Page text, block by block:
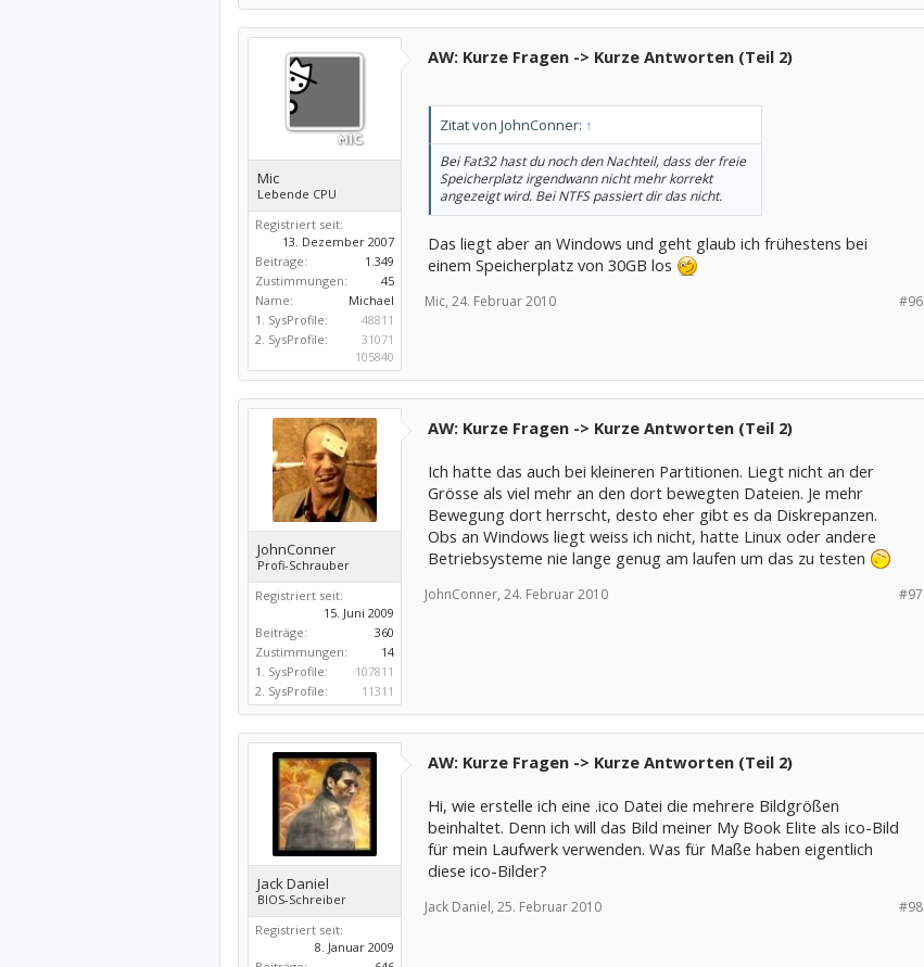
Mic
Lebende CPU
Registriert seit:
13. Dezember 2007
Beiträge:
1.349
Zustimmungen:
45
Name:
Michael
1. SysProfile:
48811
2. SysProfile:
31071
105840
AW: Kurze Fragen -> Kurze Antworten (Teil 2)
Zitat von JohnConner: ↑
Bei Fat32 hast du noch den Nachteil, dass der freie
Speicherplatz irgendwann nicht mehr korrekt
angezeigt wird. Bei NTFS passiert dir das nicht.
Das liegt aber an Windows und geht glaub ich frühestens bei
einem Speicherplatz von 30GB los
#96
Mic, 24. Februar 2010
JohnConner
Profi-Schrauber
Registriert seit:
15. Juni 2009
Beiträge:
360
Zustimmungen:
14
1. SysProfile:
107811
2. SysProfile:
11311
AW: Kurze Fragen -> Kurze Antworten (Teil 2)
Ich hatte das auch bei kleineren Partitionen. Liegt nicht an der
Grösse als viel mehr an den dort bewegten Dateien. Je mehr
Bewegung dort herrscht, desto eher gibt es da Diskrepanzen.
Obs an Windows liegt weiss ich nicht, hatte Linux oder andere
Betriebsysteme nie lange genug am laufen um das zu testen
#97
JohnConner, 24. Februar 2010
Jack Daniel
BIOS-Schreiber
Registriert seit:
8. Januar 2009
AW: Kurze Fragen -> Kurze Antworten (Teil 2)
Hi, wie erstelle ich eine .ico Datei die mehrere Bildgrößen
beinhaltet. Denn ich will das Bild meiner My Book Elite als ico-Bild
für mein Laufwerk verwenden. Was für Maße haben eigentlich
diese ico-Bilder?
#98
Jack Daniel, 25. Februar 2010